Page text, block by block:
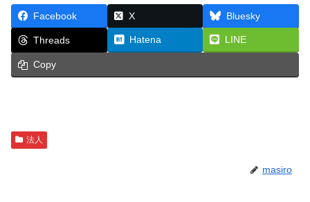
Facebook X Bluesky
Threads Hatena LINE
Copy
法人
masiro